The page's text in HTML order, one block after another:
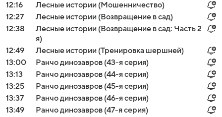
12:16
Лесные истории (Мошенничество)
12:27
Лесные истории (Возвращение в сад)
12:38
Лесные истории (Возвращение в сад: Часть 2-
я)
12:49
Лесные истории (Тренировка шершней)
13:00
Ранчо динозавров (43-я серия)
13:13
Ранчо динозавров (44-я серия)
13:25
Ранчо динозавров (45-я серия)
13:37
Ранчо динозавров (46-я серия)
13:49
Ранчо динозавров (47-я серия)